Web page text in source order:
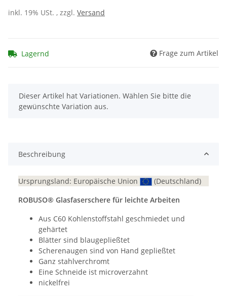
inkl. 19% USt. , zzgl. Versand
Lagernd Frage zum Artikel
x
Dieser Artikel hat Variationen. Wählen Sie bitte die
gewünschte Variation aus.
Beschreibung
Ursprungsland: Europäische Union
(Deutschland)
ROBUSO® Glasfaserschere für leichte Arbeiten
Aus C60 Kohlenstoffstahl geschmiedet und
gehärtet
Blätter sind blaugepließtet
Scherenaugen sind von Hand gepließtet
Ganz stahlverchromt
Eine Schneide ist microverzahnt
nickelfrei